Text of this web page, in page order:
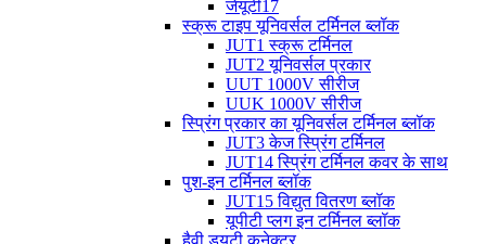
जेयूटी17
स्क्रू टाइप यूनिवर्सल टर्मिनल ब्लॉक
JUT1 स्क्रू टर्मिनल
JUT2 यूनिवर्सल प्रकार
UUT 1000V सीरीज
UUK 1000V सीरीज
स्प्रिंग प्रकार का यूनिवर्सल टर्मिनल ब्लॉक
JUT3 केज स्प्रिंग टर्मिनल
JUT14 स्प्रिंग टर्मिनल कवर के साथ
पुश-इन टर्मिनल ब्लॉक
JUT15 विद्युत वितरण ब्लॉक
यूपीटी प्लग इन टर्मिनल ब्लॉक
हैवी ड्यूटी कनेक्टर